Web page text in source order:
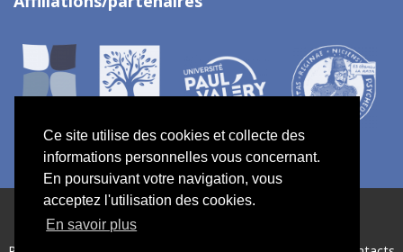
Ce site utilise des cookies et collecte des
informations personnelles vous concernant.
En poursuivant votre navigation, vous
acceptez l'utilisation des cookies.
En savoir plusISSN électronique 2967-7734